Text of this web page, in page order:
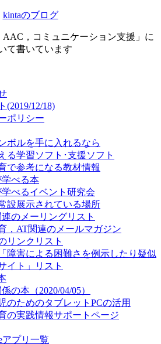
kintaのブログ
AAC，コミュニケーション支援」に
て書いています
(2019/12/18)
ポリシー
ボルを手に入れるなら
る学習ソフト･支援ソフト
で参考になる教材情報
べる本
べるイベント研究会
設展示されている場所
のメーリングリスト
，AT関連のメールマガジン
リンクリスト
障害による困難さを例示したり疑似
イト」リスト
の本（2020/04/05）
のためのタブレットPCの活用
の実践情報サポートページ
アプリ一覧